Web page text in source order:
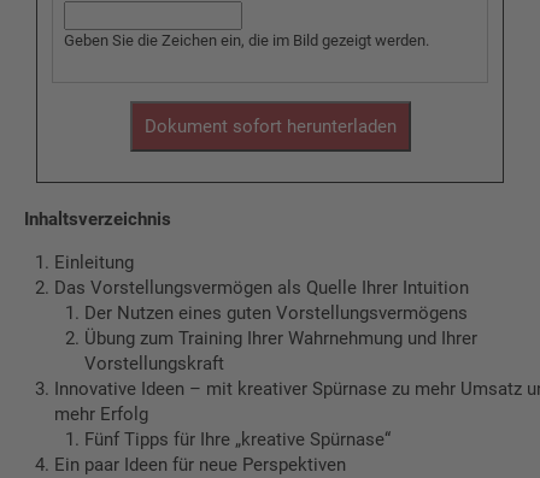
Geben Sie die Zeichen ein, die im Bild gezeigt werden.
Inhaltsverzeichnis
Einleitung
Das Vorstellungsvermögen als Quelle Ihrer Intuition
Der Nutzen eines guten Vorstellungsvermögens
Übung zum Training Ihrer Wahrnehmung und Ihrer
Vorstellungskraft
Innovative Ideen – mit kreativer Spürnase zu mehr Umsatz
mehr Erfolg
Fünf Tipps für Ihre „kreative Spürnase“
Ein paar Ideen für neue Perspektiven